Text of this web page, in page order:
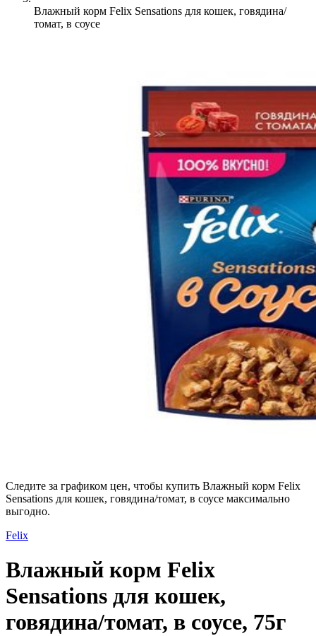
Влажный корм Felix Sensations для кошек, говядина/
томат, в соусе
Следите за графиком цен, чтобы купить Влажный корм Felix
Sensations для кошек, говядина/томат, в соусе максимально
выгодно.
Felix
Влажный корм Felix
Sensations для кошек,
говядина/томат, в соусе, 75г